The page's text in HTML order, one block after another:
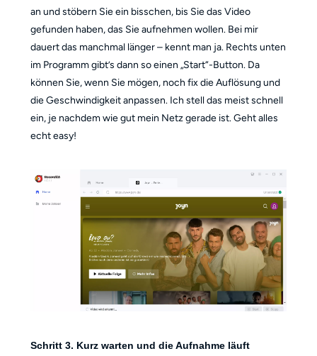
an und stöbern Sie ein bisschen, bis Sie das Video
gefunden haben, das Sie aufnehmen wollen. Bei mir
dauert das manchmal länger – kennt man ja. Rechts unten
im Programm gibt’s dann so einen „Start“-Button. Da
können Sie, wenn Sie mögen, noch fix die Auflösung und
die Geschwindigkeit anpassen. Ich stell das meist schnell
ein, je nachdem wie gut mein Netz gerade ist. Geht alles
echt easy!
Schritt 3. Kurz warten und die Aufnahme läuft